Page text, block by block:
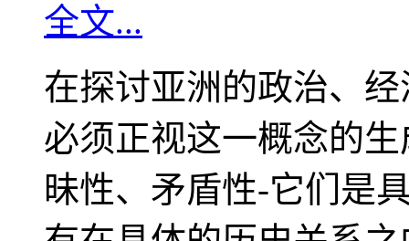
全文...
在探讨亚洲的政治、
必须正视这一概念的
昧性、矛盾性-它们是